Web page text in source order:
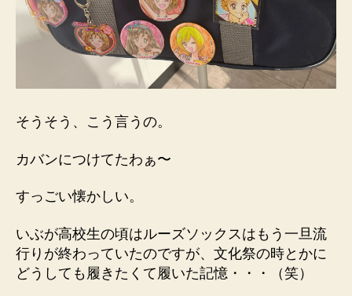
そうそう、こう言うの。
カバンにつけてたわぁ〜
すっごい懐かしい。
いぶが高校生の頃はルーズソックスはもう一旦流
行りが終わっていたのですが、文化祭の時とかに
どうしても履きたくて履いた記憶・・・（笑）